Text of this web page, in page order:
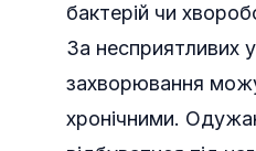
бактерій чи
За несприятливих
захворювання
хронічними.